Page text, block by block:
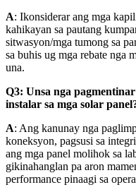
A: Ikonsiderar ang mga
kahikayan sa pautang
sitwasyon/mga tumong sa
sa buhis ug mga rebate nga
una.
Q3: Unsa nga
instalar sa mga solar
A: Ang kanunay nga
koneksyon, pagsusi sa
ang mga panel molihok sa
gikinahanglan pa aron
performance pinaagi sa